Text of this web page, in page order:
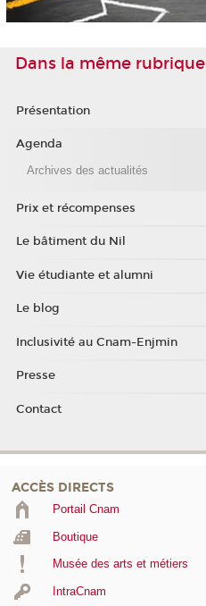
Dans la même rubrique
Présentation
Agenda
Archives des actualités
Prix et récompenses
Le bâtiment du Nil
Vie étudiante et alumni
Le blog
Inclusivité au Cnam-Enjmin
Presse
Contact
ACCÈS DIRECTS
Portail Cnam
Boutique
Musée des arts et métiers
IntraCnam